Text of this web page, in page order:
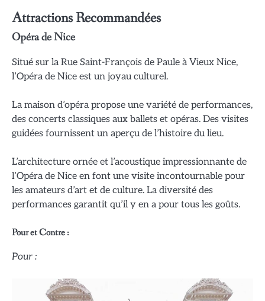
Attractions Recommandées
Opéra de Nice
Situé sur la Rue Saint-François de Paule à Vieux Nice,
l’Opéra de Nice est un joyau culturel.
La maison d’opéra propose une variété de performances,
des concerts classiques aux ballets et opéras. Des visites
guidées fournissent un aperçu de l’histoire du lieu.
L’architecture ornée et l’acoustique impressionnante de
l’Opéra de Nice en font une visite incontournable pour
les amateurs d’art et de culture. La diversité des
performances garantit qu’il y en a pour tous les goûts.
Pour et Contre :
Pour :